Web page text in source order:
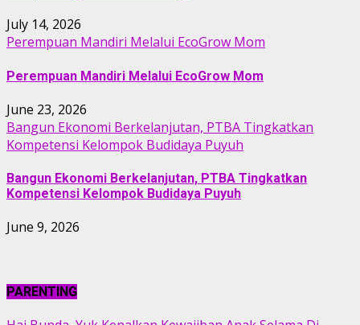
July 14, 2026
Perempuan Mandiri Melalui EcoGrow Mom
Perempuan Mandiri Melalui EcoGrow Mom
June 23, 2026
Bangun Ekonomi Berkelanjutan, PTBA Tingkatkan
Kompetensi Kelompok Budidaya Puyuh
Bangun Ekonomi Berkelanjutan, PTBA Tingkatkan
Kompetensi Kelompok Budidaya Puyuh
June 9, 2026
PARENTING